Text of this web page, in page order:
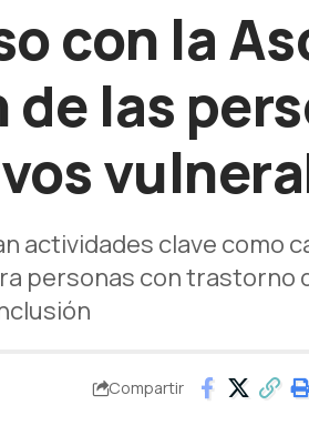
con la
las
actividades clave como
personas con trastorno
Compartir